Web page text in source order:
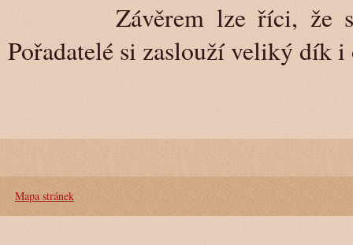
Závěrem lze říci, že se
Pořadatelé si zaslouží veliký dík
Mapa stránek